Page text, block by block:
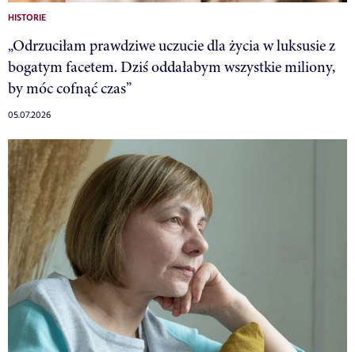
HISTORIE
„Odrzuciłam prawdziwe uczucie dla życia w luksusie z
bogatym facetem. Dziś oddałabym wszystkie miliony,
by móc cofnąć czas”
05.07.2026